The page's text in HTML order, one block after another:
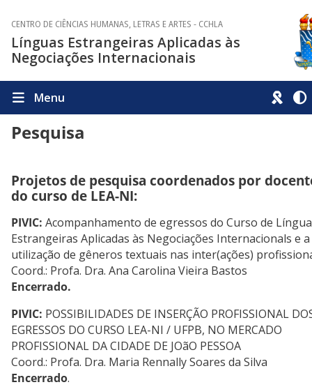
CENTRO DE CIÊNCIAS HUMANAS, LETRAS E ARTES - CCHLA
Línguas Estrangeiras Aplicadas às
Negociações Internacionais
Menu
Pesquisa
Projetos de pesquisa coordenados por
do curso de LEA-NI:
PIVIC: Acompanhamento de egressos do Curso de
Estrangeiras Aplicadas às Negociações Internacionals e a
utilização de gêneros textuais nas inter(ações)
Coord.: Profa. Dra. Ana Carolina Vieira Bastos
Encerrado.
PIVIC: POSSIBILIDADES DE INSERÇÃO PROFISSIONAL
EGRESSOS DO CURSO LEA-NI / UFPB, NO MERCADO
PROFISSIONAL DA CIDADE DE JOãO PESSOA
Coord.: Profa. Dra. Maria Rennally Soares da Silva
Encerrado.